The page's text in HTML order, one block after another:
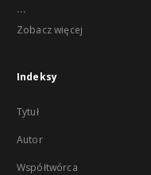
...
Zobacz więcej
Indeksy
Tytuł
Autor
Współtwórca